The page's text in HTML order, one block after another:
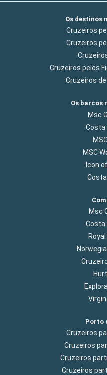
Os destinos
Cruzeiros
Cruzeiros
Cruzeiros pelos
Cruzeiros
Os barcos
Msc
Costa
MSC
Icon
Msc
Costa
Porto
Cruzeiros
Cruzeiros
Cruzeiros
Cruzeiros